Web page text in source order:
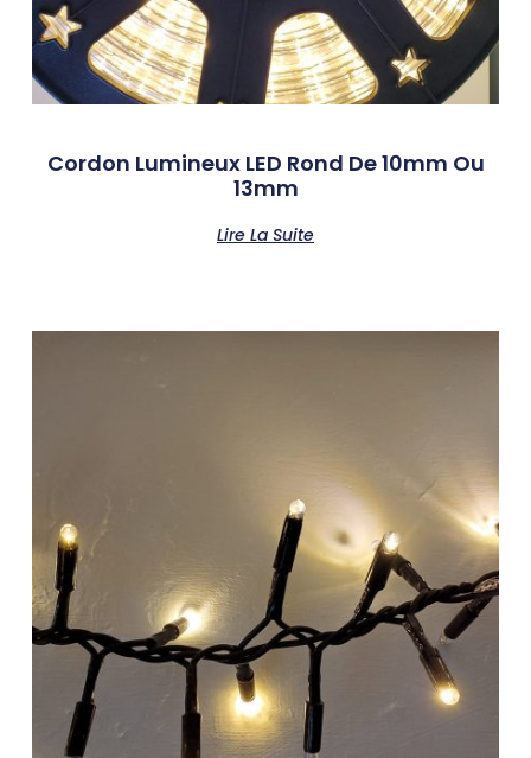
Cordon Lumineux LED Rond De 10mm Ou
13mm
Lire La Suite